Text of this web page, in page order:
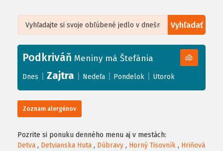
Vyhľadať
+
−
Leaflet| ©OpenStreetMap, Tiles courtesy ofHumanitarian OpenStreetMap
Podkriváň Meniny má Štefánia
Dnes Zajtra Nedeľa Pondelok Utorok
Zoznam alergénov
Pozrite si ponuku denného menu aj v mestách:
Detva , Detvianska Huta , Dúbravy , Horný Tisovník , Hriňová